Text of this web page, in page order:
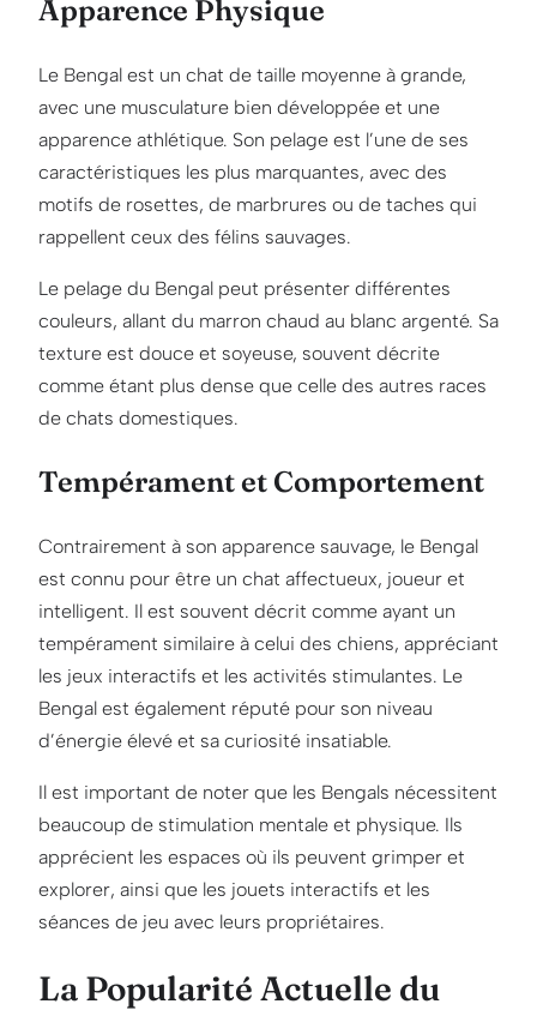
Apparence Physique
Le Bengal est un chat de taille moyenne à grande,
avec une musculature bien développée et une
apparence athlétique. Son pelage est l’une de ses
caractéristiques les plus marquantes, avec des
motifs de rosettes, de marbrures ou de taches qui
rappellent ceux des félins sauvages.
Le pelage du Bengal peut présenter différentes
couleurs, allant du marron chaud au blanc argenté. Sa
texture est douce et soyeuse, souvent décrite
comme étant plus dense que celle des autres races
de chats domestiques.
Tempérament et Comportement
Contrairement à son apparence sauvage, le Bengal
est connu pour être un chat affectueux, joueur et
intelligent. Il est souvent décrit comme ayant un
tempérament similaire à celui des chiens, appréciant
les jeux interactifs et les activités stimulantes. Le
Bengal est également réputé pour son niveau
d’énergie élevé et sa curiosité insatiable.
Il est important de noter que les Bengals nécessitent
beaucoup de stimulation mentale et physique. Ils
apprécient les espaces où ils peuvent grimper et
explorer, ainsi que les jouets interactifs et les
séances de jeu avec leurs propriétaires.
La Popularité Actuelle du